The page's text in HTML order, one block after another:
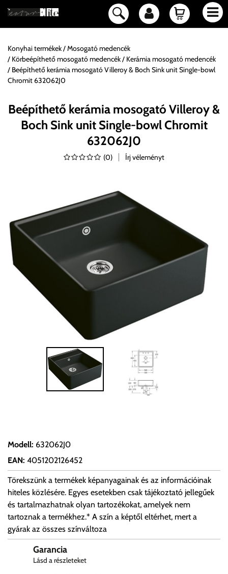
Konyhai termékek
Mosogató medencék
Körbeépíthető mosogató medencék
Kerámia mosogató medencék
Beépíthető kerámia mosogató Villeroy & Boch Sink unit Single-bowl
Chromit 632062J0
Beépíthető kerámia mosogató Villeroy &
Boch Sink unit Single-bowl Chromit
632062J0
(0) Írj véleményt
Modell: 632062J0
EAN: 4051202126452
Törekszünk a termékek képanyagainak és az információinak
hiteles közlésére. Egyes esetekben csak tájékoztató jellegűek
és tartalmazhatnak olyan tartozékokat, amelyek nem
tartoznak a termékhez.* A szín a képtől eltérhet, mert a
gyárak az összes színváltoza
Garancia
Lásd a részleteket